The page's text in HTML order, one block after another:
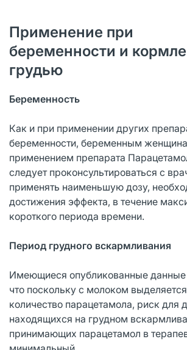
Применение при
беременности и
грудью
Беременность
Как и при применении других
беременности, беременным
применением препарата
следует проконсультироваться с
применять наименьшую дозу,
достижения эффекта, в течение
короткого периода времени.
Период грудного вскармливания
Имеющиеся опубликованные данные
что поскольку с молоком
количество парацетамола, риск для
находящихся на грудном
принимающих парацетамол в